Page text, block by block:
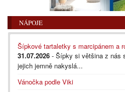
NÁPOJE
Šípkové tartaletky s marcipánem a
31.07.2026 - Šípky si většina z nás
jejich jemně nakyslá...
Vánočka podle Viki